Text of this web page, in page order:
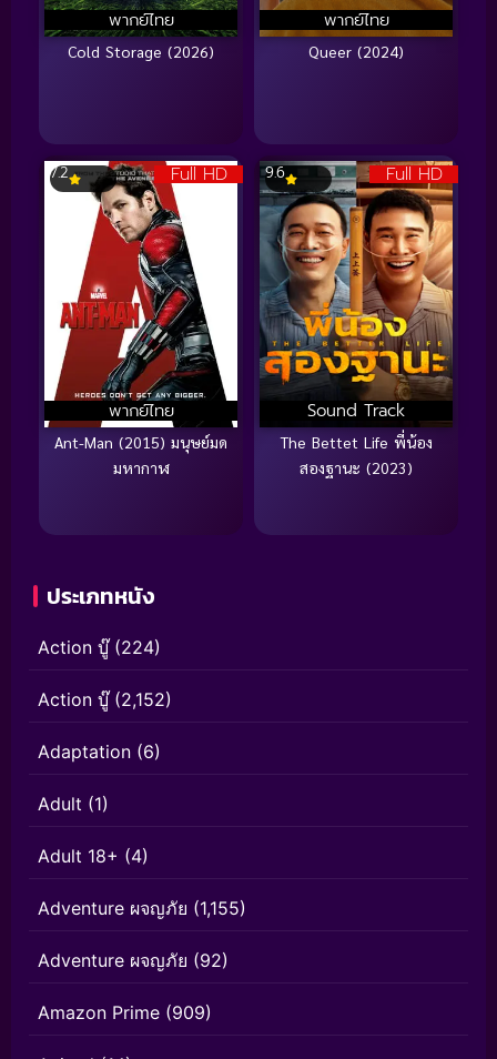
พากย์ไทย
Cold Storage (2026)
พากย์ไทย
Queer (2024)
Full HD
พากย์ไทย
7.2
Ant-Man (2015) มนุษย์มด
มหากาฬ
Full HD
Sound Track
9.6
The Bettet Life พี่น้อง
สองฐานะ (2023)
ประเภทหนัง
Action บู๊(224)
Action บู๊(2,152)
Adaptation (6)
Adult (1)
Adult 18+ (4)
Adventure ผจญภัย (1,155)
Adventure ผจญภัย (92)
Amazon Prime (909)